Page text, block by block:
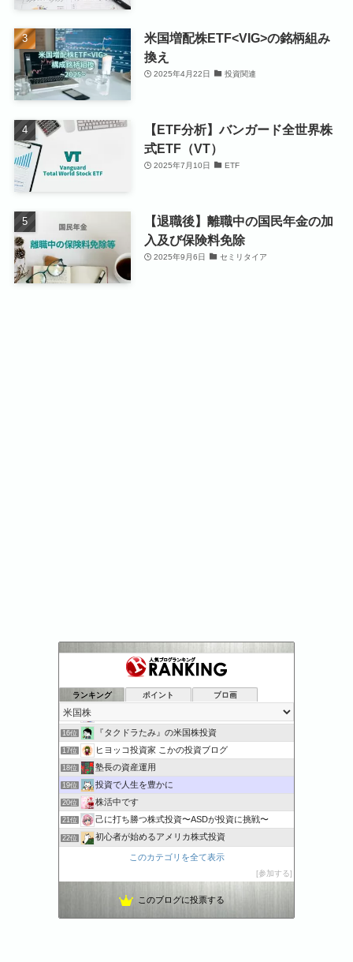
米国増配株ETF<VIG>の銘柄組み
換え
2025年4月22日 投資関連
【ETF分析】バンガード全世界株
式ETF（VT）
2025年7月10日 ETF
【退職後】離職中の国民年金の加
入及び保険料免除
2025年9月6日 セミリタイア
ランキング ポイント ブロ画
モノクロさん家（チ）の運用記
A-BOUTの初心者資産運用方法
14位 老後の生活費5,000万円を目指し中長期投資を楽しむ暮らし
15位
16位 『タクドラたみ』の米国株投資
17位 ヒヨッコ投資家 こかの投資ブログ
18位 塾長の資産運用
19位 投資で人生を豊かに
20位 株活中です
21位 己に打ち勝つ株式投資〜ASDが投資に挑戦〜
22位 初心者が始めるアメリカ株式投資
アメリカ株の投資備考録
戦略的人生設計 | 人生ROI
このカテゴリを全て表示
参加する
このブログに投票する